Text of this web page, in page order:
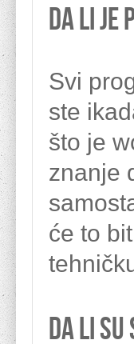
Da li je
Svi
ste
što je
znanje
će to
Da li